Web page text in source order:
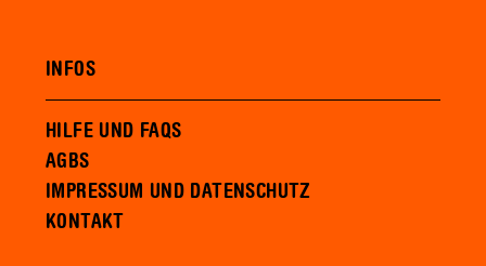
INFOS
HILFE UND FAQS
AGBS
IMPRESSUM UND DATENSCHUTZ
KONTAKT